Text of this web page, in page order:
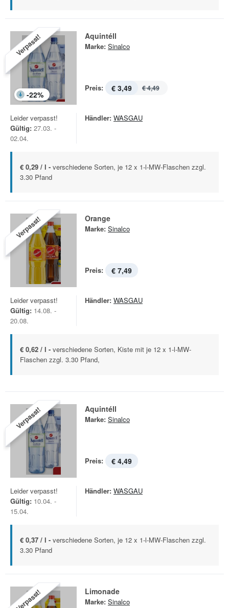
Verpasst!
-22%
Aquintéll
Marke: Sinalco
Preis: € 3,49 € 4,49
Leider verpasst!
Gültig: 27.03. -
02.04.
Händler: WASGAU
€ 0,29 / l - verschiedene Sorten, je 12 x 1-l-MW-Flaschen zzgl.
3.30 Pfand
Verpasst! Orange
Marke: Sinalco
Preis: € 7,49
Leider verpasst!
Gültig: 14.08. -
20.08.
Händler: WASGAU
€ 0,62 / l - verschiedene Sorten, Kiste mit je 12 x 1-l-MW-
Flaschen zzgl. 3.30 Pfand,
Verpasst! Aquintéll
Marke: Sinalco
Preis: € 4,49
Leider verpasst!
Gültig: 10.04. -
15.04.
Händler: WASGAU
€ 0,37 / l - verschiedene Sorten, je 12 x 1-l-MW-Flaschen zzgl.
3.30 Pfand
Verpasst! Limonade
Marke: Sinalco